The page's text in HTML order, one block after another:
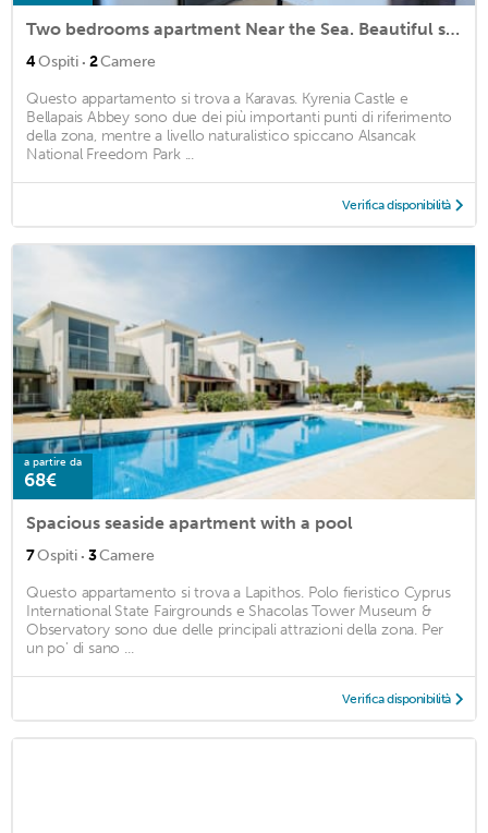
Two bedrooms apartment Near the Sea. Beautiful sea and mountain view.
4Ospiti · 2Camere
Questo appartamento si trova a Karavas. Kyrenia Castle e
Bellapais Abbey sono due dei più importanti punti di riferimento
della zona, mentre a livello naturalistico spiccano Alsancak
National Freedom Park ...
Verifica disponibilità
a partire da
68€
Spacious seaside apartment with a pool
7Ospiti · 3Camere
Questo appartamento si trova a Lapithos. Polo fieristico Cyprus
International State Fairgrounds e Shacolas Tower Museum &
Observatory sono due delle principali attrazioni della zona. Per
un po' di sano ...
Verifica disponibilità